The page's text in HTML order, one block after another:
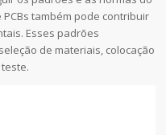
também pode contribuir
Esses padrões
de materiais, colocação